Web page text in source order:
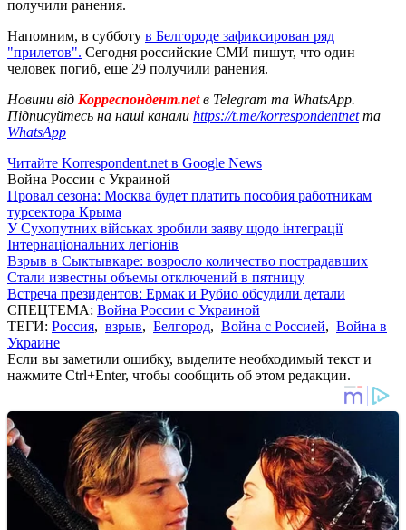
получили ранения.
Напомним, в субботу в Белгороде зафиксирован ряд
"прилетов". Сегодня российские СМИ пишут, что один
человек погиб, еще 29 получили ранения.
Новини від Корреспондент.netв Telegram та WhatsApp.
Підписуйтесь на наші канали https://t.me/korrespondentnetта
WhatsApp
Читайте Korrespondent.net в Google News
Война России с Украиной
Провал сезона: Москва будет платить пособия работникам
турсектора Крыма
У Сухопутних військах зробили заяву щодо інтеграції
Інтернаціональних легіонів
Взрыв в Сыктывкаре: возросло количество пострадавших
Стали известны объемы отключений в пятницу
Встреча президентов: Ермак и Рубио обсудили детали
СПЕЦТЕМА: Война России с Украиной
ТЕГИ: Россия, взрыв, Белгород, Война с Россией, Война в
Украине
Если вы заметили ошибку, выделите необходимый текст и
нажмите Ctrl+Enter, чтобы сообщить об этом редакции.